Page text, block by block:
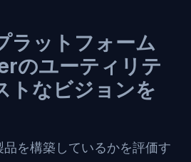
ラットフォーム
のユーティリテ
トなビジョンを
を構築しているかを評価す